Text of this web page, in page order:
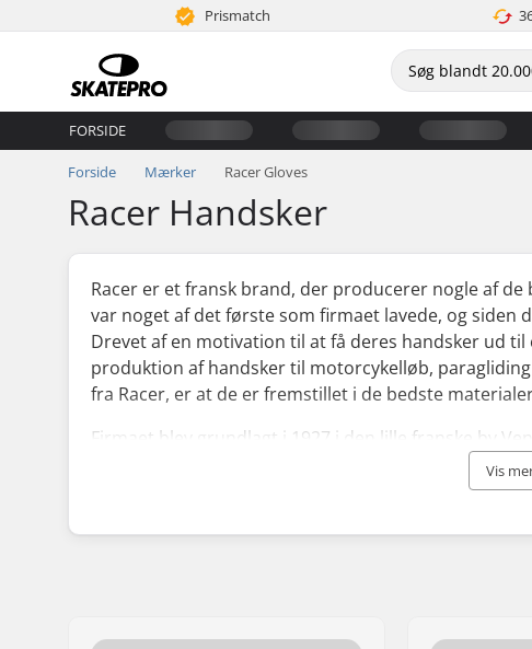
Prismatch
FORSIDE
Forside Mærker Racer Gloves
Racer Handsker
Racer er et fransk brand, der producerer nogle af
var noget af det første som firmaet lavede, og
Drevet af en motivation til at få deres handsker ud
produktion af handsker til motorcykelløb,
fra Racer, er at de er fremstillet i de bedste
Firmaet blev grundlagt i 1927 i den lille franske by
nationale skihold og for ikke ret længe siden vandt
Med så mange store begivenheder bag sig og
Vis